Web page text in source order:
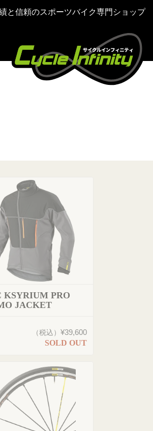
と信頼のスポーツバイク専門ショップ
KSYRIUM PRO
JACKET
（税込） ¥39,600
SOLD OUT